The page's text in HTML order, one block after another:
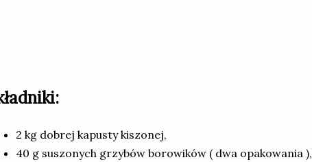
2 kg dobrej kapusty kiszonej,
40 g suszonych grzybów borowików ( dwa opakowania ),